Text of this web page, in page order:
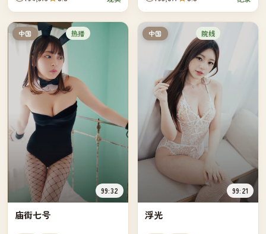
年没说过话的父亲。
店、车站旁老人的日常。
中国 热播
99:32
庙街七号
中国 院线
99:21
浮光